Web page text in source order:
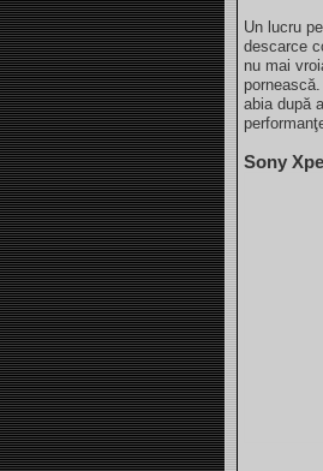
Un lucru
descarce
nu mai
abia după
Sony